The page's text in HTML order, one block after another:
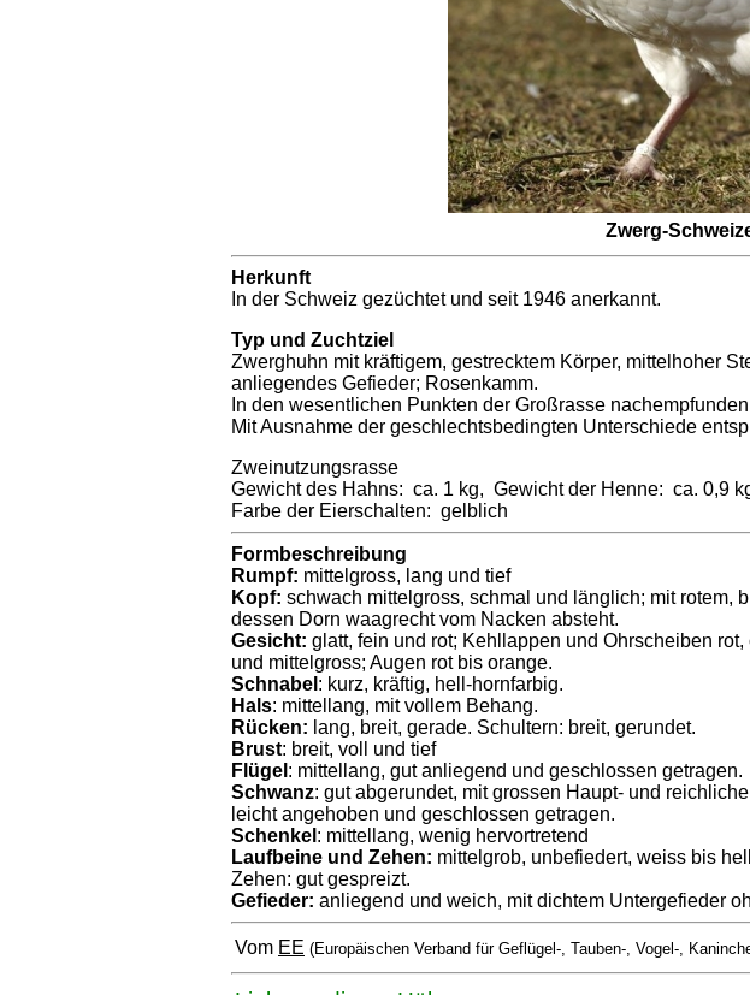
Zwerg-
Herkunft
In der Schweiz gezüchtet und seit 1946 anerkannt.
Typ und Zuchtziel
Zwerghuhn mit kräftigem, gestrecktem Körper, mittelhoher
anliegendes Gefieder; Rosenkamm.
In den wesentlichen Punkten der Großrasse
Mit Ausnahme der geschlechtsbedingten Unterschiede
Zweinutzungsrasse
Gewicht des Hahns: ca. 1 kg, Gewicht der Henne: ca. 0,9
Farbe der Eierschalten: gelblich
Formbeschreibung
Rumpf: mittelgross, lang und tief
Kopf: schwach mittelgross, schmal und länglich; mit rotem,
dessen Dorn waagrecht vom Nacken absteht.
Gesicht: glatt, fein und rot; Kehllappen und Ohrscheiben rot,
und mittelgross; Augen rot bis orange.
Schnabel : kurz, kräftig, hell-hornfarbig.
Hals: mittellang, mit vollem Behang.
Rücken: lang, breit, gerade. Schultern: breit, gerundet.
Brust: breit, voll und tief
Flügel : mittellang, gut anliegend und geschlossen getragen.
Schwanz: gut abgerundet, mit grossen Haupt- und
leicht angehoben und geschlossen getragen.
Schenkel : mittellang, wenig hervortretend
Laufbeine und Zehen: mittelgrob, unbefiedert, weiss bis
Zehen: gut gespreizt.
Gefieder: anliegend und weich, mit dichtem Untergefieder
Vom EE (Europäischen Verband für Geflügel-, Tauben-, Vogel-,